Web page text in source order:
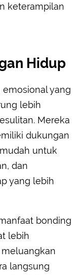
keterampilan
Hidup
yang
lebih
Mereka
dukungan
untuk
dan
yang lebih
bonding
lebih
langsung